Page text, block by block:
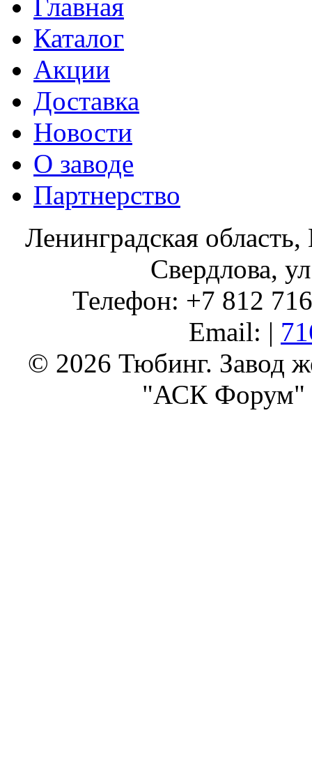
Главная
Каталог
Акции
Доставка
Новости
О заводе
Партнерство
Ленинградская
Свердлова,
Телефон: +7 812
Email: |
© 2026 Тюбинг. Завод
"АСК Форум"